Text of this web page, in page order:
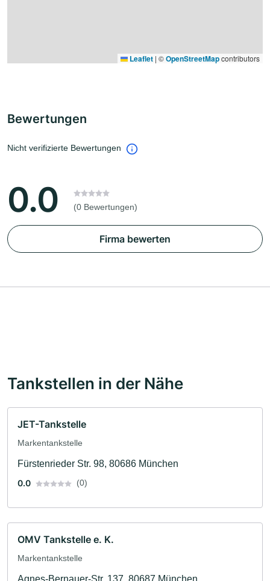
Leaflet | ©OpenStreetMapcontributors
Bewertungen
Nicht verifizierte Bewertungen
0.0 (0 Bewertungen)
Firma bewerten
Tankstellen in der Nähe
JET-Tankstelle
Markentankstelle
Fürstenrieder Str. 98, 80686 München
0.0
(0)
OMV Tankstelle e. K.
Markentankstelle